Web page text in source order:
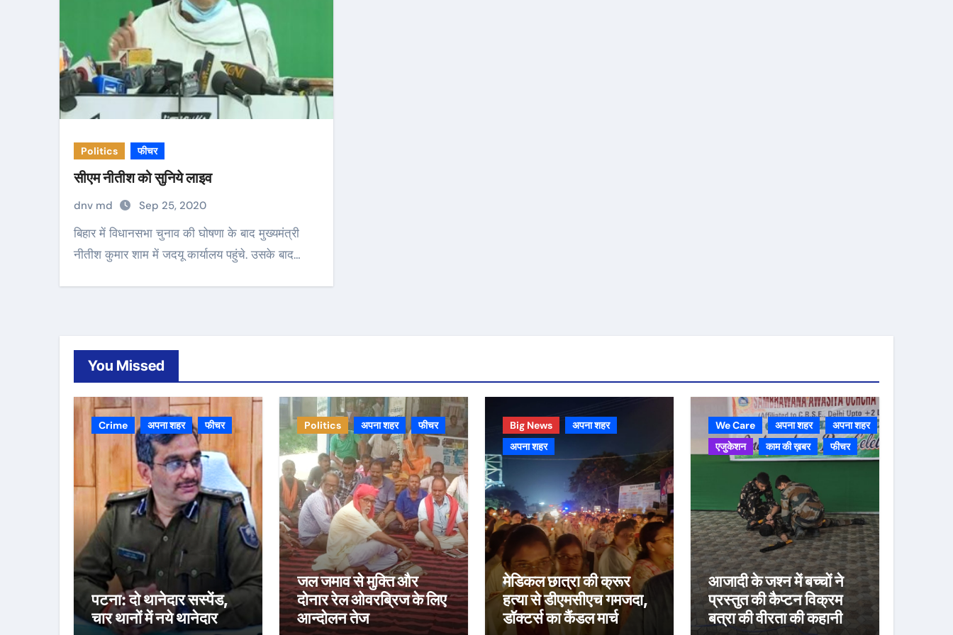
Politics फीचर
सीएम नीतीश को सुनिये लाइव
dnv md Sep 25, 2020
बिहार में विधानसभा चुनाव की घोषणा के बाद मुख्यमंत्री
नीतीश कुमार शाम में जदयू कार्यालय पहुंचे. उसके बाद…
You Missed
Crime अपना शहर फीचर
पटना: दो थानेदार सस्पेंड,
चार थानों में नये थानेदार
Politics अपना शहर फीचर
जल जमाव से मुक्ति और
दोनार रेल ओवरब्रिज के लिए
आन्दोलन तेज
Big News
अपना शहर
अपना शहर
मेडिकल छात्रा की क्रूर
हत्या से डीएमसीएच गमजदा,
डॉक्टर्स का कैंडल मार्च
We Care अपना शहर
अपना शहर
एजुकेशन
काम की ख़बर फीचर
आजादी के जश्न में बच्चों ने
प्रस्तुत की कैप्टन विक्रम
बत्रा की वीरता की कहानी